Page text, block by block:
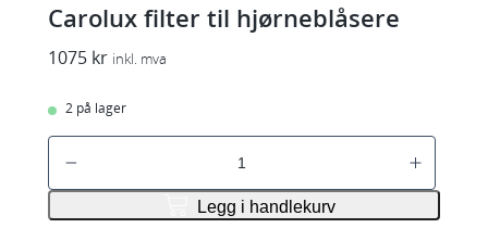
Carolux filter til hjørneblåsere
1075 kr inkl. mva
2 på lager
C
Legg i handlekurv